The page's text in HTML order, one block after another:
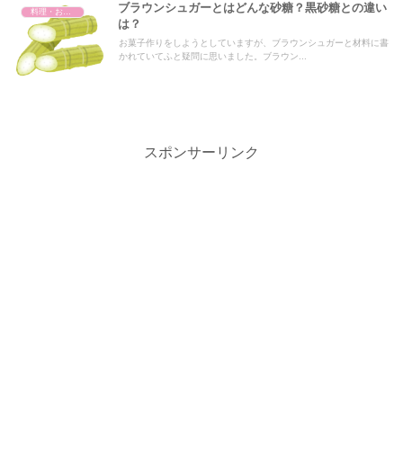
料理・おかし
ブラウンシュガーとはどんな砂糖？黒砂糖との違い
は？
お菓子作りをしようとしていますが、ブラウンシュガーと材料に書
かれていてふと疑問に思いました。ブラウン...
スポンサーリンク